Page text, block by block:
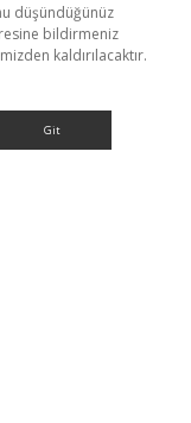
düşündüğünüz
bildirmeniz
kaldırılacaktır.